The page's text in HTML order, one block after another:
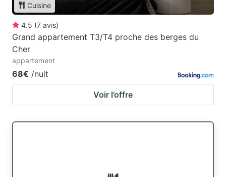
Cuisine
4.5 (7 avis)
Grand appartement T3/T4 proche des berges du
Cher
appartement
68€ /nuit
Voir l’offre